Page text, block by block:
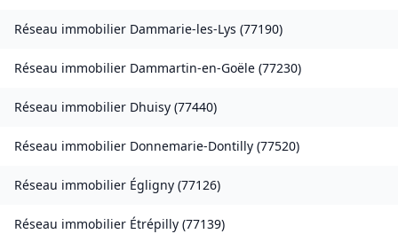
Réseau immobilier Dammarie-les-Lys (77190)
Réseau immobilier Dammartin-en-Goële (77230)
Réseau immobilier Dhuisy (77440)
Réseau immobilier Donnemarie-Dontilly (77520)
Réseau immobilier Égligny (77126)
Réseau immobilier Étrépilly (77139)